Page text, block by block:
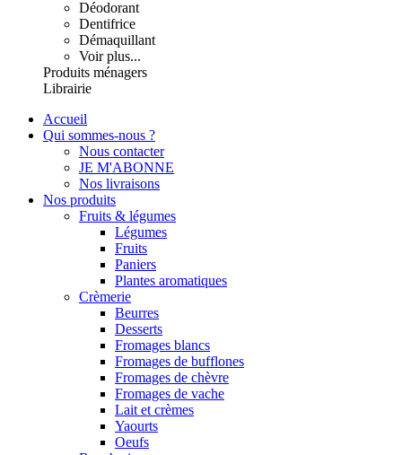
Déodorant
Dentifrice
Démaquillant
Voir plus...
Produits ménagers
Librairie
Accueil
Qui sommes-nous ?
Nous contacter
JE M'ABONNE
Nos livraisons
Nos produits
Fruits & légumes
Légumes
Fruits
Paniers
Plantes aromatiques
Crèmerie
Beurres
Desserts
Fromages blancs
Fromages de bufflones
Fromages de chèvre
Fromages de vache
Lait et crèmes
Yaourts
Oeufs